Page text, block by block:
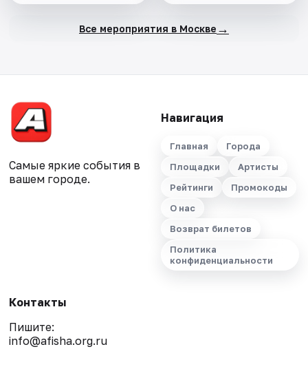
Все мероприятия в Москве →
Самые яркие события в
вашем городе.
Навигация
Главная
Города
Площадки
Артисты
Рейтинги
Промокоды
О нас
Возврат билетов
Политика
конфиденциальности
Контакты
Пишите:
info@afisha.org.ru